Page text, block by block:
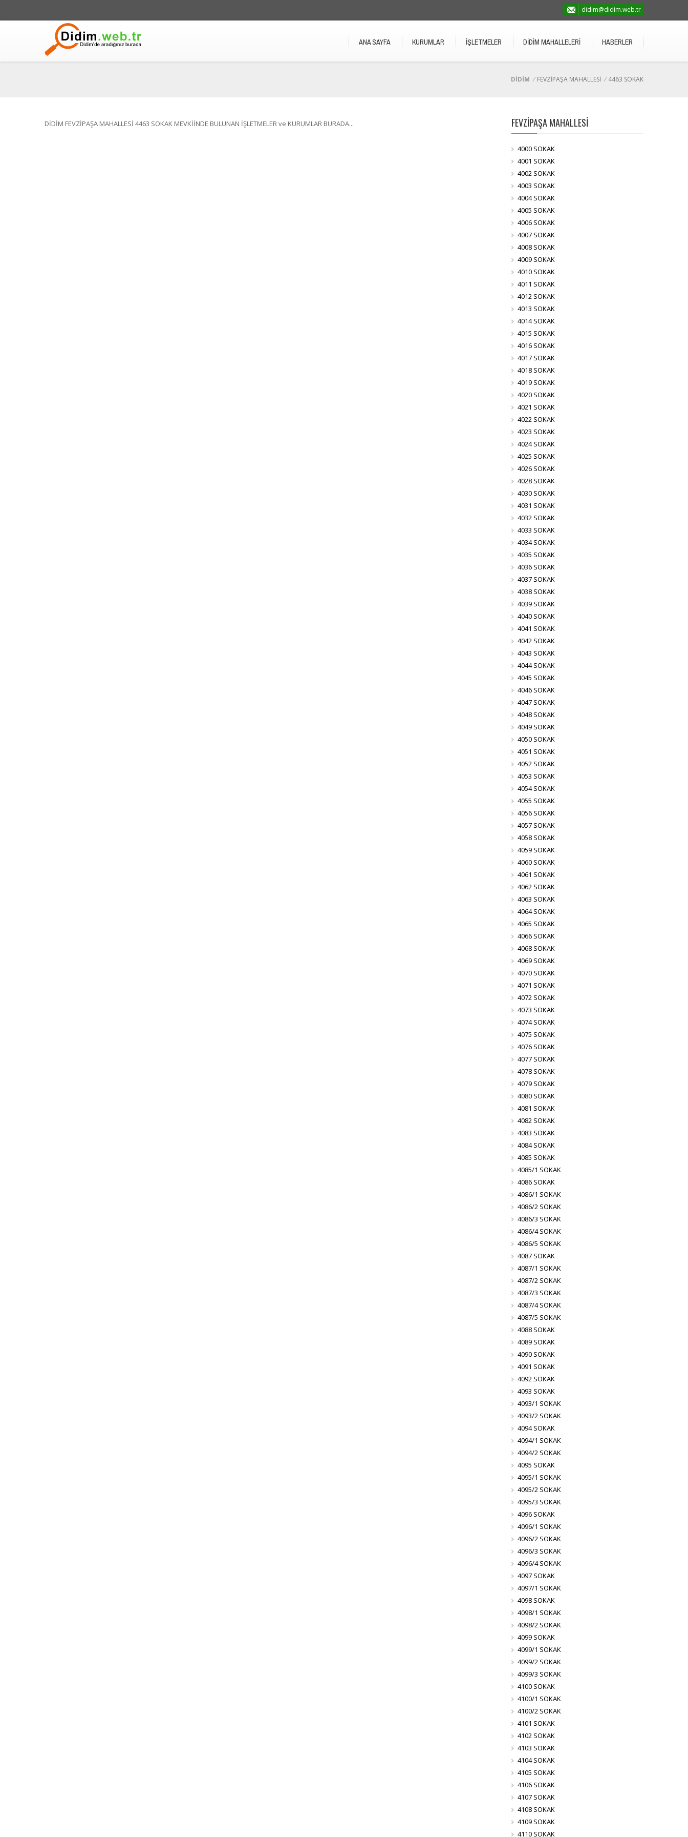
didim@didim.web.tr
ANA SAYFA KURUMLAR İŞLETMELER DİDİM MAHALLELERİ HABERLER
DİDİM / FEVZİPAŞA MAHALLESİ / 4463 SOKAK
DİDİM FEVZİPAŞA MAHALLESİ 4463 SOKAK MEVKİİNDE BULUNAN İŞLETMELER ve KURUMLAR BURADA... FEVZİPAŞA MAHALLESİ
4000 SOKAK
4001 SOKAK
4002 SOKAK
4003 SOKAK
4004 SOKAK
4005 SOKAK
4006 SOKAK
4007 SOKAK
4008 SOKAK
4009 SOKAK
4010 SOKAK
4011 SOKAK
4012 SOKAK
4013 SOKAK
4014 SOKAK
4015 SOKAK
4016 SOKAK
4017 SOKAK
4018 SOKAK
4019 SOKAK
4020 SOKAK
4021 SOKAK
4022 SOKAK
4023 SOKAK
4024 SOKAK
4025 SOKAK
4026 SOKAK
4028 SOKAK
4030 SOKAK
4031 SOKAK
4032 SOKAK
4033 SOKAK
4034 SOKAK
4035 SOKAK
4036 SOKAK
4037 SOKAK
4038 SOKAK
4039 SOKAK
4040 SOKAK
4041 SOKAK
4042 SOKAK
4043 SOKAK
4044 SOKAK
4045 SOKAK
4046 SOKAK
4047 SOKAK
4048 SOKAK
4049 SOKAK
4050 SOKAK
4051 SOKAK
4052 SOKAK
4053 SOKAK
4054 SOKAK
4055 SOKAK
4056 SOKAK
4057 SOKAK
4058 SOKAK
4059 SOKAK
4060 SOKAK
4061 SOKAK
4062 SOKAK
4063 SOKAK
4064 SOKAK
4065 SOKAK
4066 SOKAK
4068 SOKAK
4069 SOKAK
4070 SOKAK
4071 SOKAK
4072 SOKAK
4073 SOKAK
4074 SOKAK
4075 SOKAK
4076 SOKAK
4077 SOKAK
4078 SOKAK
4079 SOKAK
4080 SOKAK
4081 SOKAK
4082 SOKAK
4083 SOKAK
4084 SOKAK
4085 SOKAK
4085/1 SOKAK
4086 SOKAK
4086/1 SOKAK
4086/2 SOKAK
4086/3 SOKAK
4086/4 SOKAK
4086/5 SOKAK
4087 SOKAK
4087/1 SOKAK
4087/2 SOKAK
4087/3 SOKAK
4087/4 SOKAK
4087/5 SOKAK
4088 SOKAK
4089 SOKAK
4090 SOKAK
4091 SOKAK
4092 SOKAK
4093 SOKAK
4093/1 SOKAK
4093/2 SOKAK
4094 SOKAK
4094/1 SOKAK
4094/2 SOKAK
4095 SOKAK
4095/1 SOKAK
4095/2 SOKAK
4095/3 SOKAK
4096 SOKAK
4096/1 SOKAK
4096/2 SOKAK
4096/3 SOKAK
4096/4 SOKAK
4097 SOKAK
4097/1 SOKAK
4098 SOKAK
4098/1 SOKAK
4098/2 SOKAK
4099 SOKAK
4099/1 SOKAK
4099/2 SOKAK
4099/3 SOKAK
4100 SOKAK
4100/1 SOKAK
4100/2 SOKAK
4101 SOKAK
4102 SOKAK
4103 SOKAK
4104 SOKAK
4105 SOKAK
4106 SOKAK
4107 SOKAK
4108 SOKAK
4109 SOKAK
4110 SOKAK